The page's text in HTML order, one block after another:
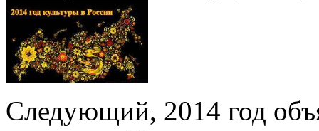
Следующий, 2014 год